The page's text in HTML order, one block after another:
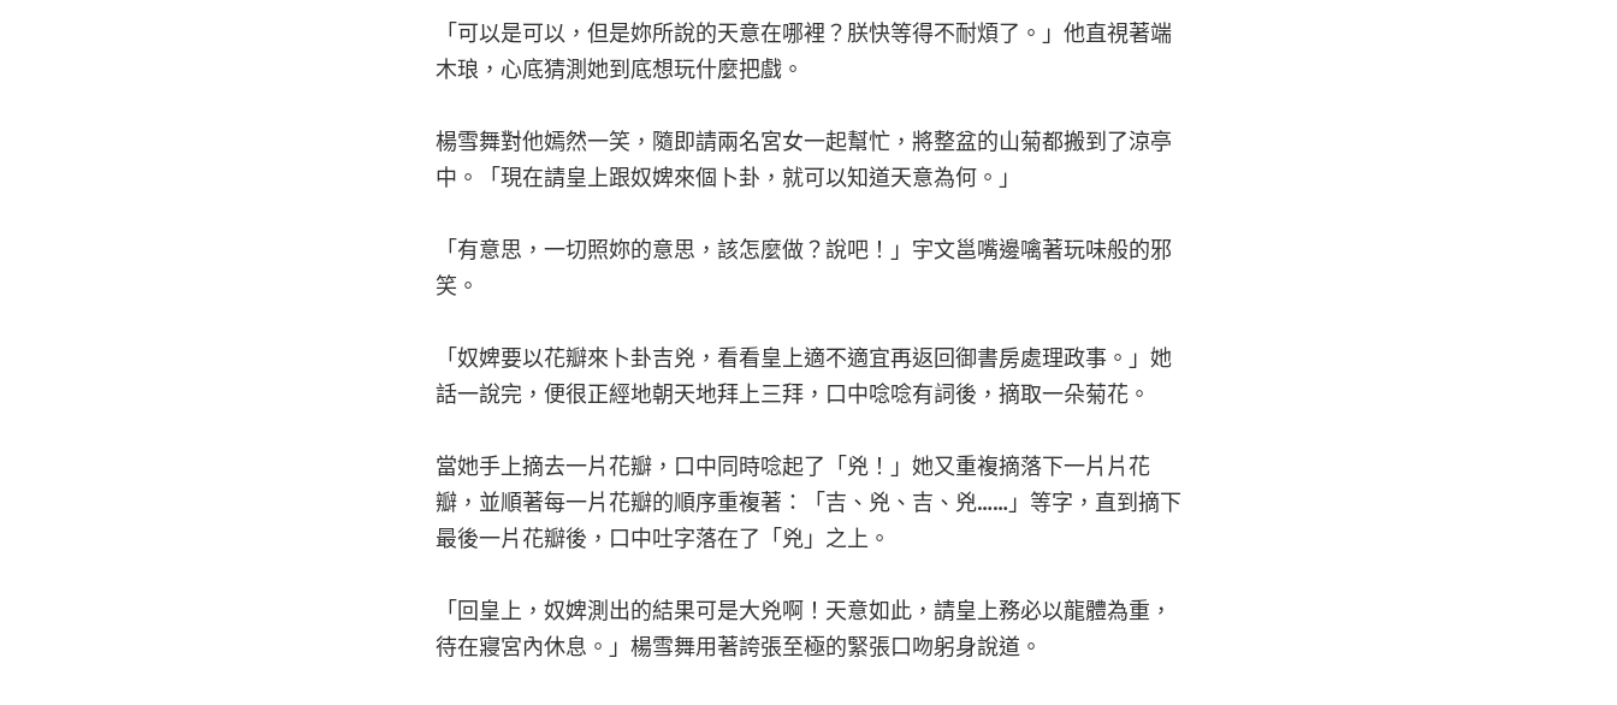
「可以是可以，但是妳所說的天意在哪裡？朕快等得不耐煩了。」他直視著端
木琅，心底猜測她到底想玩什麼把戲。
楊雪舞對他嫣然一笑，隨即請兩名宮女一起幫忙，將整盆的山菊都搬到了涼亭
中。「現在請皇上跟奴婢來個卜卦，就可以知道天意為何。」
「有意思，一切照妳的意思，該怎麼做？說吧！」宇文邕嘴邊噙著玩味般的邪
笑。
「奴婢要以花瓣來卜卦吉兇，看看皇上適不適宜再返回御書房處理政事。」她
話一說完，便很正經地朝天地拜上三拜，口中唸唸有詞後，摘取一朵菊花。
當她手上摘去一片花瓣，口中同時唸起了「兇！」她又重複摘落下一片片花
瓣，並順著每一片花瓣的順序重複著：「吉、兇、吉、兇……」等字，直到摘下
最後一片花瓣後，口中吐字落在了「兇」之上。
「回皇上，奴婢測出的結果可是大兇啊！天意如此，請皇上務必以龍體為重，
待在寢宮內休息。」楊雪舞用著誇張至極的緊張口吻躬身說道。